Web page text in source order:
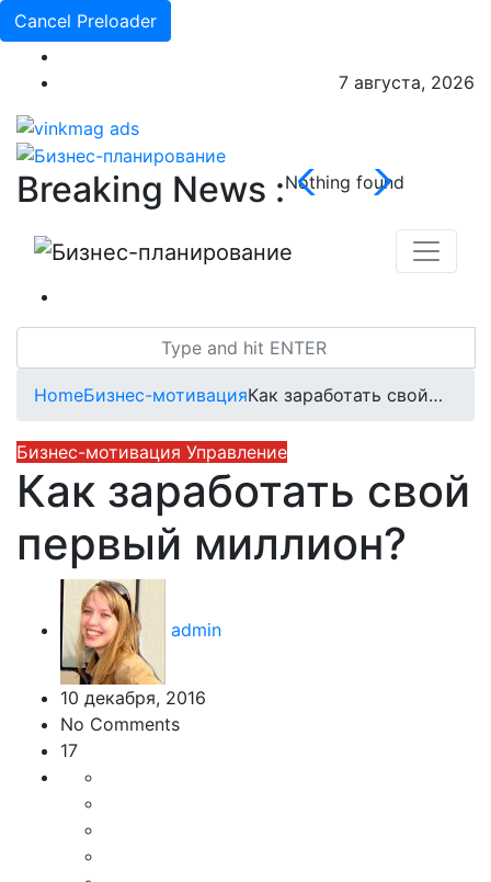
Cancel Preloader
7 августа, 2026
Breaking News :Nothing found
HomeБизнес-мотивацияКак заработать свой…
Бизнес-мотивация Управление
Как заработать свой
первый миллион?
admin
10 декабря, 2016
No Comments
17